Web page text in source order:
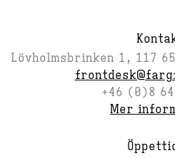
Lövholmsbrinken 1, 117
+46 (0)8
Mer